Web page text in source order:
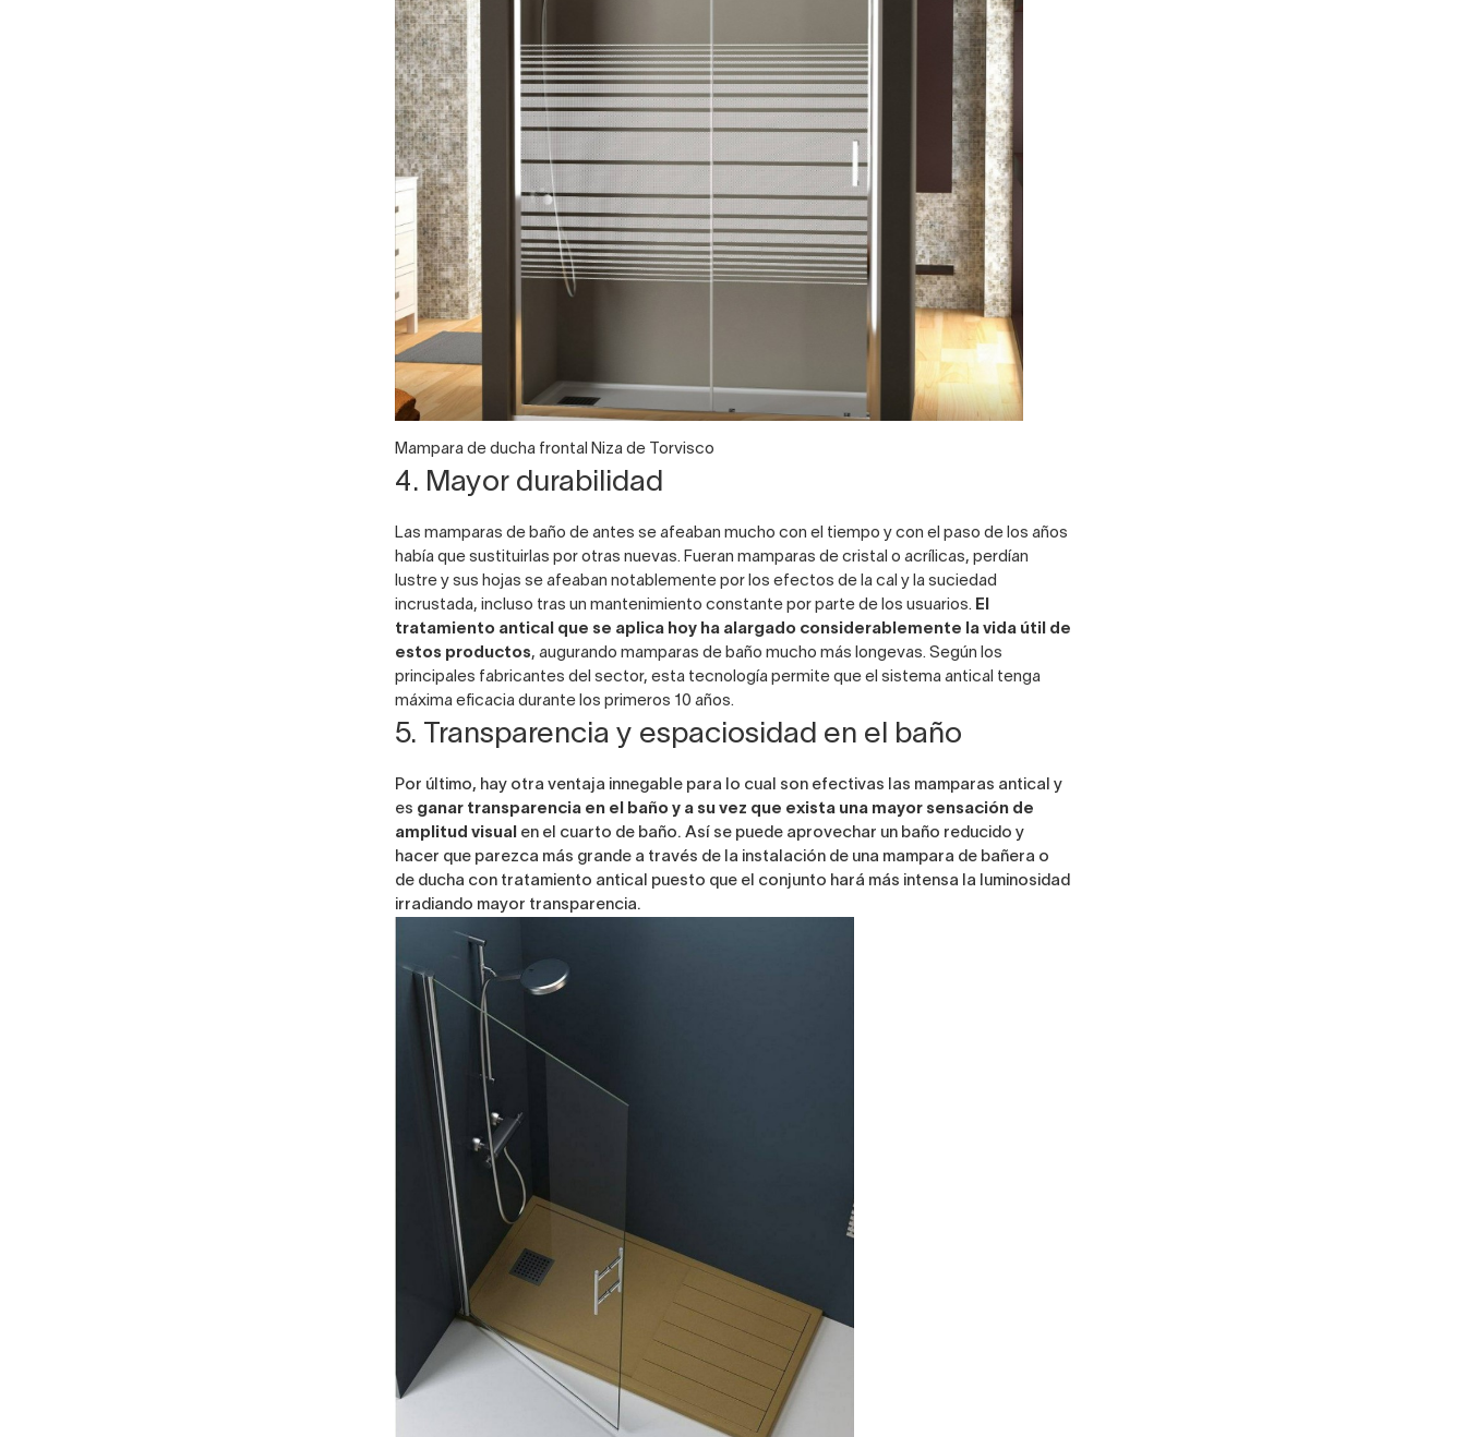
Mampara de ducha frontal Niza de Torvisco
4. Mayor durabilidad
Las mamparas de baño de antes se afeaban mucho con el tiempo y con el paso de los años
había que sustituirlas por otras nuevas. Fueran mamparas de cristal o acrílicas, perdían
lustre y sus hojas se afeaban notablemente por los efectos de la cal y la suciedad
incrustada, incluso tras un mantenimiento constante por parte de los usuarios. El
tratamiento antical que se aplica hoy ha alargado considerablemente la vida útil de
estos productos, augurando mamparas de baño mucho más longevas. Según los
principales fabricantes del sector, esta tecnología permite que el sistema antical tenga
máxima eficacia durante los primeros 10 años.
5. Transparencia y espaciosidad en el baño
Por último, hay otra ventaja innegable para lo cual son efectivas las mamparas antical y
es ganar transparencia en el baño y a su vez que exista una mayor sensación de
amplitud visual en el cuarto de baño. Así se puede aprovechar un baño reducido y
hacer que parezca más grande a través de la instalación de una mampara de bañera o
de ducha con tratamiento antical puesto que el conjunto hará más intensa la luminosidad
irradiando mayor transparencia.